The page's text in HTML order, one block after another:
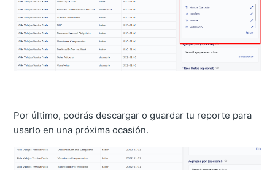
Por último, podrás descargar o guardar tu reporte para
usarlo en una próxima ocasión.